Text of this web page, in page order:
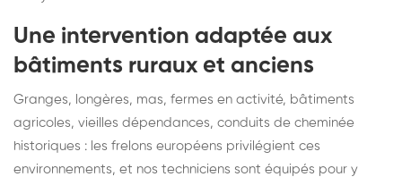
Une intervention adaptée aux
bâtiments ruraux et anciens
Granges, longères, mas, fermes en activité, bâtiments
agricoles, vieilles dépendances, conduits de cheminée
historiques : les frelons européens privilégient ces
environnements, et nos techniciens sont équipés pour y